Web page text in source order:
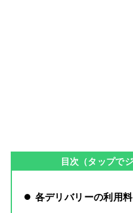
目次（タップで
各デリバリーの利用